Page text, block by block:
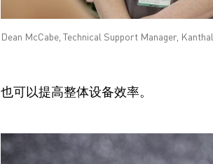
Dean McCabe, Technical Support Manager, Kanthal
也可以提高整体设备效率。